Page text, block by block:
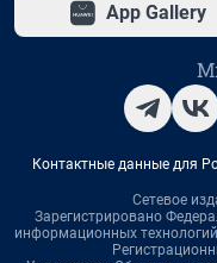
App Gallery
Контактные данные для
Сетевое
Зарегистрировано
информационных